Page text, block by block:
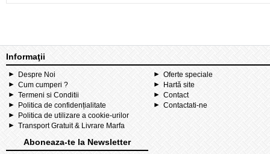
Informaţii
Despre Noi
Cum cumperi ?
Termeni si Conditii
Politica de confidențialitate
Politica de utilizare a cookie-urilor
Transport Gratuit & Livrare Marfa
Oferte speciale
Hartă site
Contact
Contactati-ne
Aboneaza-te la Newsletter